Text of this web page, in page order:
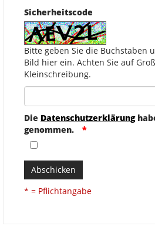
Sicherheitscode
Bitte geben Sie die Buchstaben
Bild hier ein. Achten Sie auf
Kleinschreibung.
Die Datenschutzerklärung
genommen.
Abschicken
* = Pflichtangabe